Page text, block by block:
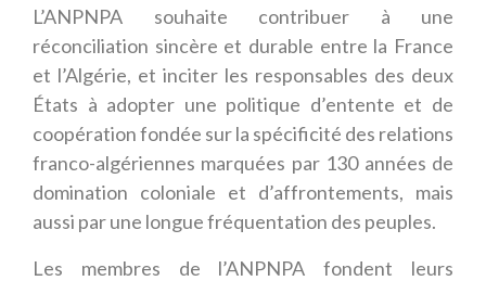
L’ANPNPA souhaite contribuer à une
réconciliation sincère et durable entre la France
et l’Algérie, et inciter les responsables des deux
États à adopter une politique d’entente et de
coopération fondée sur la spécificité des relations
franco-algériennes marquées par 130 années de
domination coloniale et d’affrontements, mais
aussi par une longue fréquentation des peuples.
Les membres de l’ANPNPA fondent leurs